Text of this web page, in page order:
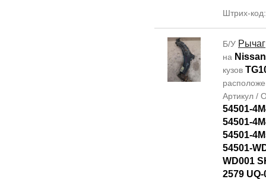
Штрих-
Б/У Рычаг
на
кузов
Артикул /
54501-
54501-
54501-
54501-
WD001
2579